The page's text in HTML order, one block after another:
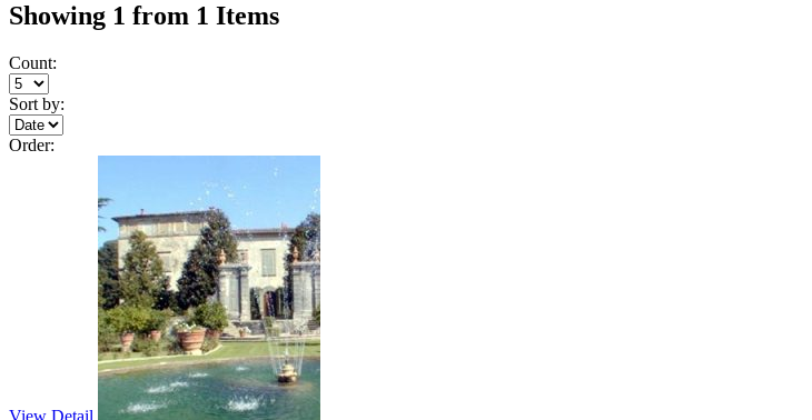
Showing 1 from 1 Items
Count:
Sort by:
Order: